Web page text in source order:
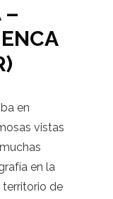
–
en
vistas
en la
territorio de